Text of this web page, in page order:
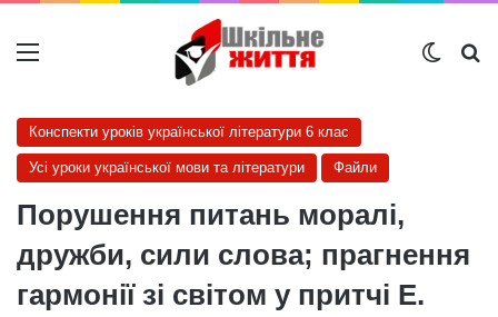
Меню
Конспекти уроків української літератури 6 клас
Усі уроки української мови та літератури Файли
Порушення питань моралі,
дружби, сили слова; прагнення
гармонії зі світом у притчі Е.